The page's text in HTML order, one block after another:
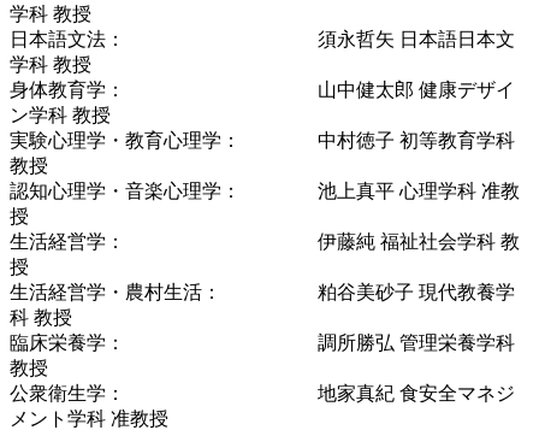
学科 教授
日本語文法： 須永哲矢 日本語日本文
学科 教授
身体教育学： 山中健太郎 健康デザイ
ン学科 教授
実験心理学・教育心理学： 中村徳子 初等教育学科
教授
認知心理学・音楽心理学： 池上真平 心理学科 准教
授
生活経営学： 伊藤純 福祉社会学科 教
授
生活経営学・農村生活： 粕谷美砂子 現代教養学
科 教授
臨床栄養学： 調所勝弘 管理栄養学科
教授
公衆衛生学： 地家真紀 食安全マネジ
メント学科 准教授